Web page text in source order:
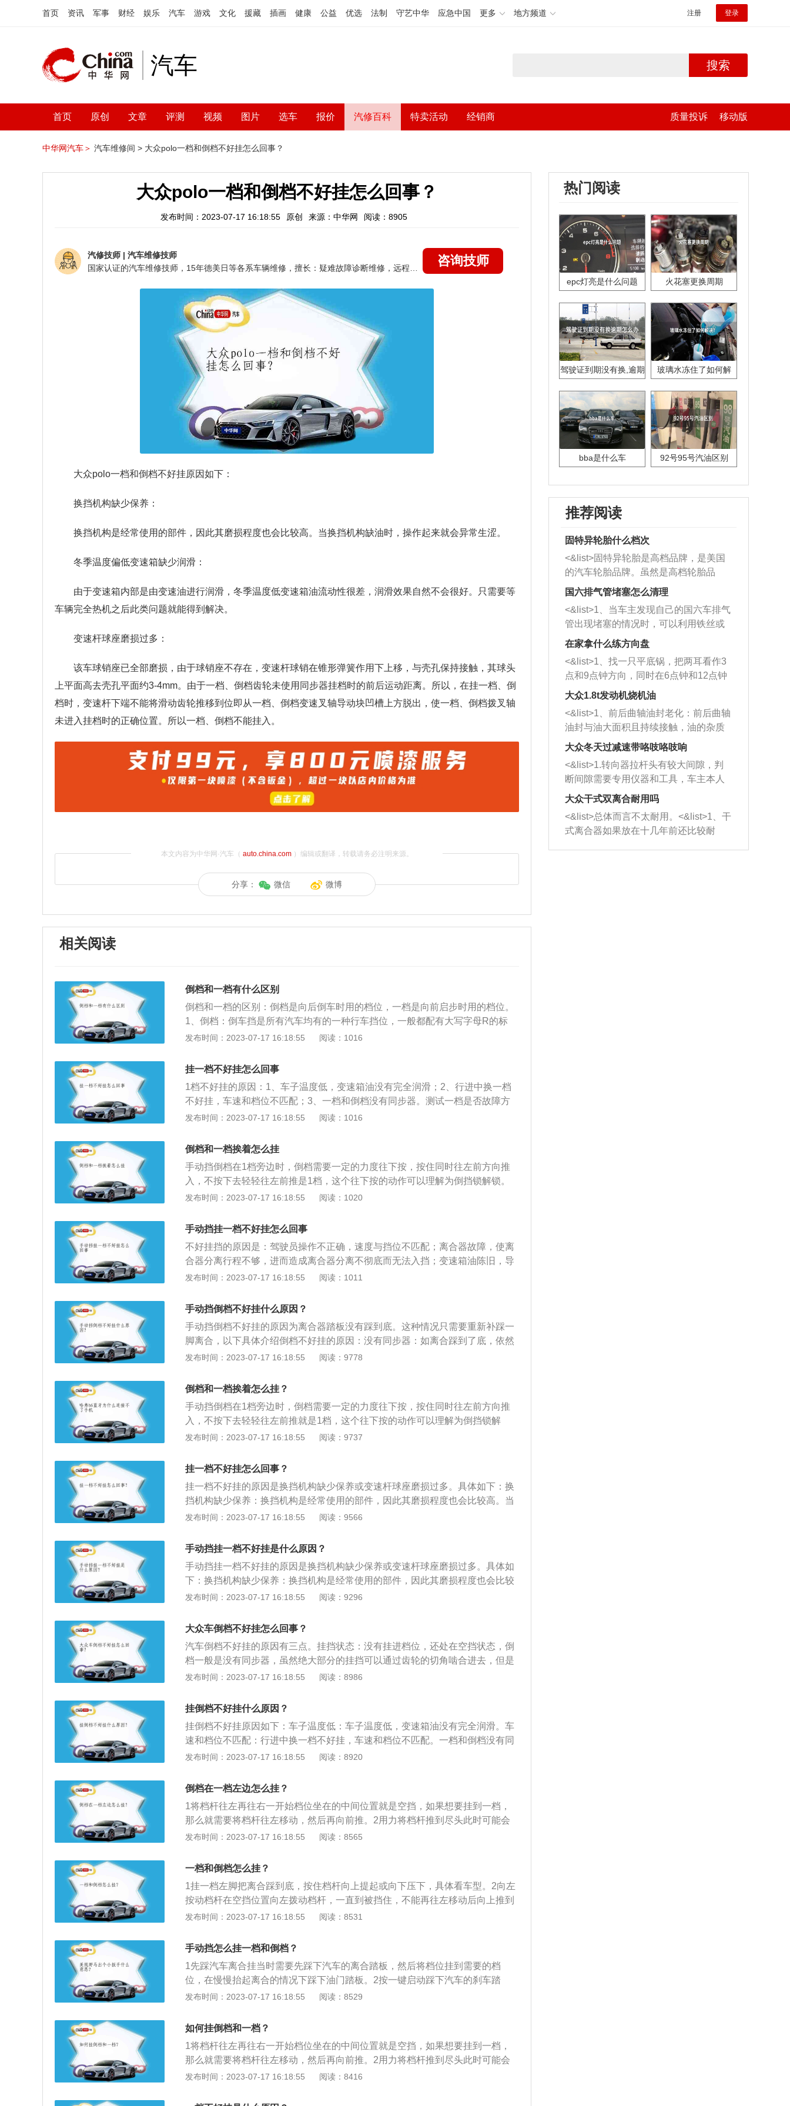
首页 资讯 军事 财经 娱乐 汽车 游戏 文化 援藏 插画 健康 公益 优选 法制 守艺中华 应急中国 更多 地方频道 注册 登录
汽车 搜索
首页 原创 文章 评测 视频 图片 选车 报价 汽修百科 特卖活动 经销商 质量投诉 移动版
中华网汽车＞ 汽车维修间 > 大众polo一档和倒档不好挂怎么回事？
大众polo一档和倒档不好挂怎么回事？
发布时间：2023-07-17 16:18:55 原创 来源：中华网 阅读：8905
汽修技师 | 汽车维修技师
咨询技师
大众polo一档和倒档不好挂原因如下：
换挡机构缺少保养：
换挡机构是经常使用的部件，因此其磨损程度也会比较高。当换挡机构缺油时，操作起来就会异常生涩。
冬季温度偏低变速箱缺少润滑：
由于变速箱内部是由变速油进行润滑，冬季温度低变速箱油流动性很差，润滑效果自然不会很好。只需要等
车辆完全热机之后此类问题就能得到解决。
变速杆球座磨损过多：
该车球销座已全部磨损，由于球销座不存在，变速杆球销在锥形弹簧作用下上移，与壳孔保持接触，其球头
上平面高去壳孔平面约3-4mm。由于一档、倒档齿轮未使用同步器挂档时的前后运动距离。所以，在挂一档、倒
档时，变速杆下端不能将滑动齿轮推移到位即从一档、倒档变速叉轴导动块凹槽上方脱出，使一档、倒档拨叉轴
未进入挂档时的正确位置。所以一档、倒档不能挂入。
本文内容为中华网·汽车（ auto.china.com）编辑或翻译，转载请务必注明来源。
分享： 微信 微博
相关阅读
倒档和一档有什么区别
倒档和一档的区别：倒档是向后倒车时用的档位，一档是向前启步时用的档位。
1、倒档：倒车挡是所有汽车均有的一种行车挡位，一般都配有大写字母R的标
记，挂倒挡后车辆的行驶方向会与前进挡得相反，实现汽车倒退。当驾驶员将排
输出齿轮与输出轴对接，从而驱动输出轴反方向运转，最终带动车轮反向旋转进
行倒车。2、一档：一挡是低速档,用于起步和爬坡或降速使用。倒档齿设计的比
一档齿密，在输入轴和中间轴不能变化的情况下，输出轴轮径越小，传动比越
大，转矩越大，传动的扭矩就越大，所以倒档比一档更有力。
发布时间：2023-07-17 16:18:55 阅读：1016
挂一档不好挂怎么回事
1档不好挂的原因：1、车子温度低，变速箱油没有完全润滑；2、行进中换一档
不好挂，车速和档位不匹配；3、一档和倒档没有同步器。测试一档是否故障方
法：建议在车辆静止状态下试挂倒档，如果挂入倒档过程中，变速箱发出咔咔齿
除。如果挂倒档顺利，只有一档不好挂，建议到专修店调整挂档位置，更换变速
箱油，故障也可排除。手动变速箱在低车速状态下换档，要求离合器必须能够分
离彻底，才能够顺利挂入相应档位。
发布时间：2023-07-17 16:18:55 阅读：1016
倒档和一档挨着怎么挂
手动挡倒档在1档旁边时，倒档需要一定的力度往下按，按住同时往左前方向推
入，不按下去轻轻往左前推是1档，这个往下按的动作可以理解为倒挡锁解锁。
一般是往下摁着挂档是倒档，正常挂是一档。相关介绍：1、倒车挡：倒车挡是
行驶方向会与前进挡的相反，实现汽车倒退。当驾驶员将排挡拨杆移至倒挡位置
时，变速箱内部的反向输出齿轮与输出轴对接，从而驱动输出轴反方向运转，最
终带动车轮反向旋转进行倒车。2、挡位操作：在自动挡轿车中，倒挡大多设置
在挡位操纵台靠前的地方，紧随P挡之后、在N挡之前。倒车挡和前进挡的中间会
隔着空挡，要通过踩制动踏板以及按下排挡手柄上的保险按钮或下压排挡拨杆才
发布时间：2023-07-17 16:18:55 阅读：1020
手动挡挂一档不好挂怎么回事
不好挂挡的原因是：驾驶员操作不正确，速度与挡位不匹配；离合器故障，使离
合器分离行程不够，进而造成离合器分离不彻底而无法入挡；变速箱油陈旧，导
致其润滑效果降低，从而导致汽车不好挂挡；冷车挂挡会让车的挡位感觉得生
润滑效果自然也就不会很好。还有车速和挡位不匹配；换挡机构缺少保养；冬季
温度偏低变速箱缺少润滑等原因手动挡的时候换挡的时候需要踩离合，离合踩下
去可以让挂挡更加的顺畅，但是挂一档或者倒挡的时候可能挂好几次都挂不上，
离合器也是踩到底的，但是还会出现这种情况。其实导致一档和倒挡不好挂最主
要的原因是这两个档位没有设置同步器，所以相比于其他的几个档位要难挂一
不用担心，如果觉得难挂的时候，可以轻轻的加一点油门，或者采取两脚离合的
办法，这样可以让挂挡更轻松一点。如果变速箱零件缺油了，就会出现挂挡生涩
的状况。变速箱油和发动机油差不多，都是润滑齿轮部件的。变速箱缺油及时补
挡，用于通过复杂路面和处理复杂情况；3、三挡是过渡挡，用于城市道路中的
于高速公路长途行驶。
发布时间：2023-07-17 16:18:55 阅读：1011
手动挡倒档不好挂什么原因？
手动挡倒档不好挂的原因为离合器踏板没有踩到底。这种情况只需要重新补踩一
脚离合，以下具体介绍倒档不好挂的原因：没有同步器：如离合踩到了底，依然
挂不进，那就有可能是齿轮的齿位刚好对上。因为很多车型的倒挡没有装同步
决方法：解决这个问题的办法很简单，1挡、2挡、3挡随便挂一个挡位，让齿轮
转动一下，然后再挂倒挡即可。
发布时间：2023-07-17 16:18:55 阅读：9778
倒档和一档挨着怎么挂？
手动挡倒档在1档旁边时，倒档需要一定的力度往下按，按住同时往左前方向推
入，不按下去轻轻往左前推就是1档，这个往下按的动作可以理解为倒挡锁解
锁。一般是往下摁着挂档是倒档，正常挂是一档。以下是扩展资料：倒车挡：倒
车辆的行驶方向会与前进挡的相反，实现汽车倒退。当驾驶员将排挡拨杆移至倒
挡位置时，变速箱内部的反向输出齿轮与输出轴对接，从而驱动输出轴反方向运
转，最终带动车轮反向旋转进行倒车。挡位操作：在自动挡轿车中，倒挡大回多
设置在挡位操纵台靠前的地方，紧随P挡之后、在N挡之前；无论在有无P挡的自
动挡轿车中，倒车挡和前进挡的中间会隔着空挡，要通过踩制动踏板以及按下排
发布时间：2023-07-17 16:18:55 阅读：9737
挂一档不好挂怎么回事？
挂一档不好挂的原因是换挡机构缺少保养或变速杆球座磨损过多。具体如下：换
挡机构缺少保养：换挡机构是经常使用的部件，因此其磨损程度也会比较高。当
换挡机构缺油时，操作起来就会异常生涩。变速杆球座磨损过多：该车球销座已
接触，其球头上平面高出去壳孔平面约3-4mm。由于一档、倒档齿轮未使用同步
器挂档时产生的前后运动距离。所以，在挂一档、倒档时，变速杆下端不能将滑
动齿轮推移到位即从一档、倒档变速叉轴运动块凹槽上方脱出，使一档、倒档拨
叉轴未进入挂档时的正确位置。所以一档、倒档不能挂入。
发布时间：2023-07-17 16:18:55 阅读：9566
手动挡挂一档不好挂是什么原因？
手动挡挂一档不好挂的原因是换挡机构缺少保养或变速杆球座磨损过多。具体如
下：换挡机构缺少保养：换挡机构是经常使用的部件，因此其磨损程度也会比较
高。当换挡机构缺油时，操作起来就会异常生涩。变速杆球座磨损过多：该车球
孔保持接触，其球头上平面高出去壳孔平面约3-4mm。由于一档、倒档齿轮未使
用同步器挂档时产生的前后运动距离。所以，在挂一档、倒档时，变速杆下端不
能将滑动齿轮推移到位即从一档、倒档变速叉轴运动块凹槽上方脱出，使一档、
倒档拨叉轴未进入挂档时的正确位置。所以一档、倒档不能挂入。
发布时间：2023-07-17 16:18:55 阅读：9296
大众车倒档不好挂怎么回事？
汽车倒档不好挂的原因有三点。挂挡状态：没有挂进档位，还处在空挡状态，倒
档一般是没有同步器，虽然绝大部分的挂挡可以通过齿轮的切角啮合进去，但是
总会有两齿相顶挂不进去的时候，这时只要抬一下离合器，让输入轴转一下重新
刚好对上。因为很多车型的倒.挡没有装同步器，所有总会有机率在你挂倒挡时，
刚好两个齿轮的齿位对位，卡不进去倒挡就挂不进。当你发现挂不进倒挡时，有
可能是你的离合没有踩尽。
发布时间：2023-07-17 16:18:55 阅读：8986
挂倒档不好挂什么原因？
挂倒档不好挂原因如下：车子温度低：车子温度低，变速箱油没有完全润滑。车
速和档位不匹配：行进中换一档不好挂，车速和档位不匹配。一档和倒档没有同
步器：一档和倒档没有同步器。挂倒档不好挂解决方法：静止状态下试挂倒档：
轮撞击的声音，说明车辆的离合器分离不够彻底，维修完离合器后，故障即可排
除。一档不好挂：如果挂倒档顺利，只有一档不好挂，建议到专修店调整挂档位
置，更换变速箱油，故障也可排除。
发布时间：2023-07-17 16:18:55 阅读：8920
倒档在一档左边怎么挂？
1将档杆往左再往右一开始档位坐在的中间位置就是空挡，如果想要挂到一档，
那么就需要将档杆往左移动，然后再向前推。2用力将档杆推到尽头此时可能会
感觉有个小小的阻力，这个阻力正时变速箱同步器啮合时产生的阻力，此时要稍
需要将档位向右推，然后向后拉就能挂入倒挡。
发布时间：2023-07-17 16:18:55 阅读：8565
一档和倒档怎么挂？
1挂一档左脚把离合踩到底，按住档杆向上提起或向下压下，具体看车型。2向左
按动档杆在空挡位置向左拨动档杆，一直到被挡住，不能再往左移动后向上推到
顶头，一档就挂上。3挂倒挡向右到档杆不能移动，再向下推到顶点，倒档就可
发布时间：2023-07-17 16:18:55 阅读：8531
手动挡怎么挂一档和倒档？
1先踩汽车离合挂当时需要先踩下汽车的离合踏板，然后将档位挂到需要的档
位，在慢慢抬起离合的情况下踩下油门踏板。2按一键启动踩下汽车的刹车踏
板。按下汽车的一键启动键。仪表亮起车辆启动。3档位推1挡踩下离合踏板。将
时踩下油门踏板。此时的车辆将会开始按照需要的方向移动。
发布时间：2023-07-17 16:18:55 阅读：8529
如何挂倒档和一档？
1将档杆往左再往右一开始档位坐在的中间位置就是空挡，如果想要挂到一档，
那么就需要将档杆往左移动，然后再向前推。2用力将档杆推到尽头此时可能会
感觉有个小小的阻力，这个阻力正时变速箱同步器啮合时产生的阻力，此时要稍
需要将档位向右推，然后向后拉就能挂入倒挡。
发布时间：2023-07-17 16:18:55 阅读：8416
热门阅读
epc灯亮是什么问题 火花塞更换周期
驾驶证到期没有换,逾期
玻璃水冻住了如何解
bba是什么车 92号95号汽油区别
推荐阅读
固特异轮胎什么档次
<&list>固特异轮胎是高档品牌，是美国
的汽车轮胎品牌。虽然是高档轮胎品
牌，但是中高低端的轮胎都有生产，这
也是为了更好的开拓市场。
国六排气管堵塞怎么清理
<&list>1、当车主发现自己的国六车排气
管出现堵塞的情况时，可以利用铁丝或
者是细棍，直接将杂物给取出来，如果
堵塞情况比较严重，也可以采取应急措
施。 <&list>2、直接利用木棍将所有的
杂物推到排气管里面的位置处，然后将
三元催化器拆解开，就可以将堵塞的东
西取出来。但如果是因为积碳过多引起
的堵塞，就需要将三元催化器泡在草酸
洗剂对堵塞的情况得到解决，将清洗剂
放在燃油箱中，与燃油混合后，车辆启
动时，就可以和汽油一起进入到燃烧
室，最后形成废气排出，就可以让三元
催化器得到清洗，排气管堵塞的情况就
能够得到解决。
在家拿什么练方向盘
<&list>1、找一只平底锅，把两耳看作3
点和9点钟方向，同时在6点钟和12点钟
方向做一个标记。 <&list>2、双手握住
一圈半的练习，往右同样也要打相同的
圈数。 <&list>3、最后强调要反复练
习，这样就可以形成肌肉记忆，在真实
驾驶车辆时，不需要记忆也能打好方
向。
大众1.8t发动机烧机油
<&list>1、前后曲轴油封老化：前后曲轴
油封与油大面积且持续接触，油的杂质
和发动机内持续温度变化使其密封效果
逐渐减弱，导致渗油或漏油。<&list>2、
活塞间隙过大：积碳会使活塞环与缸体
的间隙扩大，导致机油流入燃烧室中，
造成烧机油。<&list>3、机油粘度。使用
机油粘度过小的话，同样会有烧机油现
象，机油粘度过小具有很好的流动性，
大众冬天过减速带咯吱咯吱响
<&list>1.转向器拉杆头有较大间隙，判
断间隙需要专用仪器和工具，车主本人
无法制作，需要将车辆送到修理厂或4s
店；<&list>2.车辆半轴套管防尘罩破
裂，破裂后会出现漏油现象，使半轴磨
损严重，磨损的半轴容易损坏，产生异
响；<&list>3.稳定器的转向胶套和球头
大众干式双离合耐用吗
<&list>总体而言不太耐用。<&list>1、干
式离合器如果放在十几年前还比较耐